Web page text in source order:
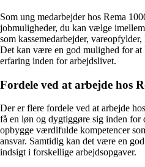
Som ung medarbejder hos Rema
jobmuligheder, du kan vælge
som kassemedarbejder,
Det kan være en god mulighed for
erfaring inden for arbejdslivet.
Fordele ved at arbejde hos
Der er flere fordele ved at arbejde
få en løn og dygtiggøre sig inden for
opbygge værdifulde kompetencer
ansvar. Samtidig kan det være en
indsigt i forskellige arbejdsopgaver.